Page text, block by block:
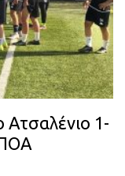
1-
ΠΟΑ